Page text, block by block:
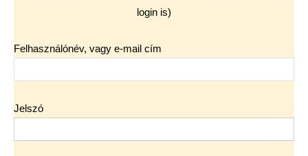
login is)
Felhasználónév, vagy e-mail cím
Jelszó